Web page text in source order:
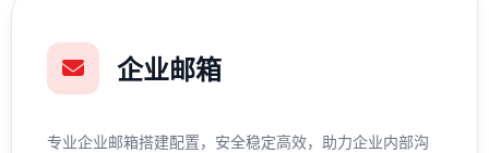
企业邮箱
专业企业邮箱搭建配置，安全稳定高效，助力企业内部沟